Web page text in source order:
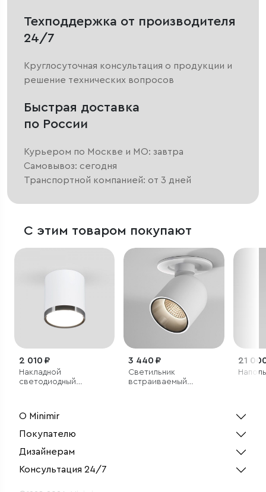
Техподдержка от производителя
24/7
Круглосуточная консультация о продукции и
решение технических вопросов
Быстрая доставка
по России
Курьером по Москве и МО: завтра
Самовывоз: сегодня
Транспортной компанией: от 3 дней
С этим товаром покупают
2 010 ₽
Накладной
светодиодный
3 440 ₽
Светильник
встраиваемый
21
О Minimir
Покупателю
Дизайнерам
Консультация 24/7